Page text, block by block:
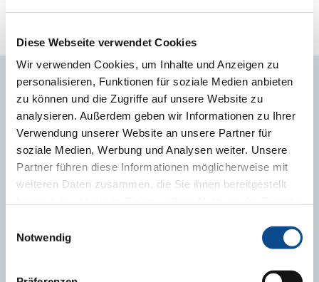
Diese Webseite verwendet Cookies
Wir verwenden Cookies, um Inhalte und Anzeigen zu
personalisieren, Funktionen für soziale Medien anbieten
zu können und die Zugriffe auf unsere Website zu
analysieren. Außerdem geben wir Informationen zu Ihrer
Verwendung unserer Website an unsere Partner für
soziale Medien, Werbung und Analysen weiter. Unsere
Partner führen diese Informationen möglicherweise mit
weiteren Daten zusammen, die Sie ihnen bereitgestellt
Notwendig
Austrotherm EPS 038 FASADA SUPER - Karta Techniczna
MOŻE CIĘ RÓWNIEŻ ZAINTERESOWAĆ